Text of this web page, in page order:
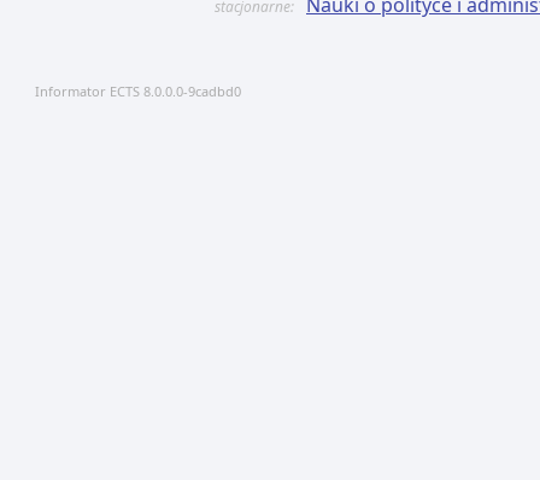
stacjonarne:
Informator ECTS 8.0.0.0-9cadbd0